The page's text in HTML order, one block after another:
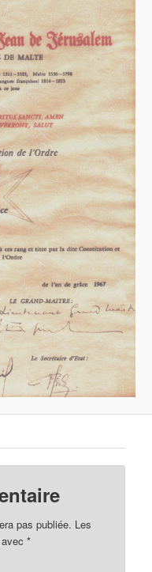
pas publiée. Les
avec*